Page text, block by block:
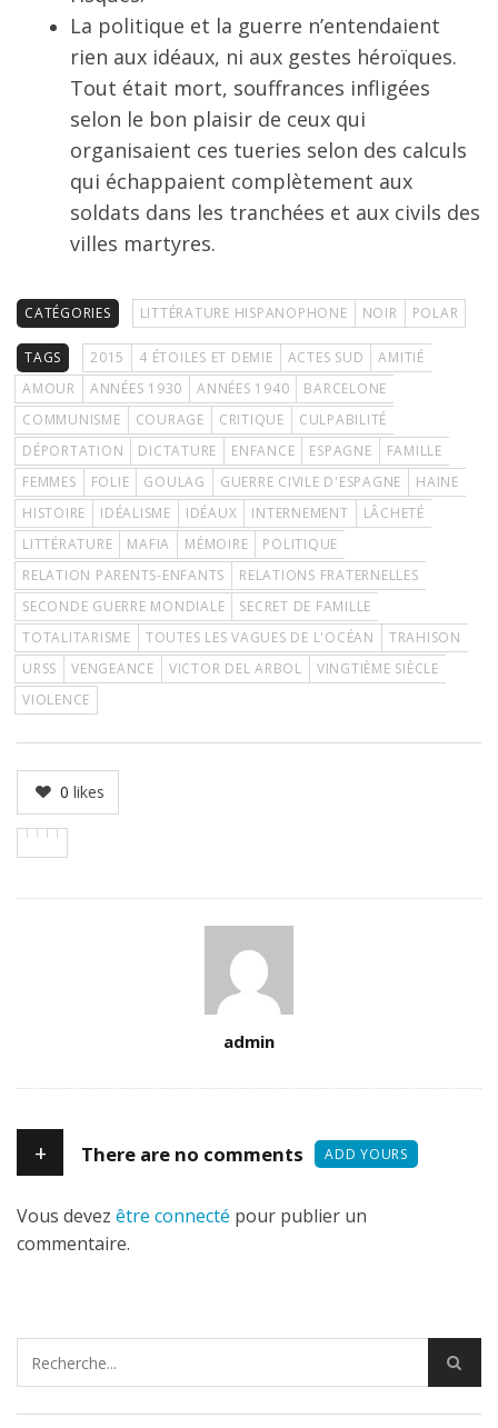
La politique et la guerre n’entendaient
rien aux idéaux, ni aux gestes héroïques.
Tout était mort, souffrances infligées
selon le bon plaisir de ceux qui
organisaient ces tueries selon des calculs
qui échappaient complètement aux
soldats dans les tranchées et aux civils des
villes martyres.
CATÉGORIES LITTÉRATURE HISPANOPHONE NOIR POLAR
TAGS 2015 4 ÉTOILES ET DEMIE ACTES SUD
AMITIÉ
AMOUR
ANNÉES 1930 ANNÉES 1940
BARCELONE
COMMUNISME
COURAGE CRITIQUE
CULPABILITÉ
DÉPORTATION
DICTATURE ENFANCE ESPAGNE
FAMILLE
FEMMES
FOLIE GOULAG GUERRE CIVILE D'ESPAGNE
HAINE
HISTOIRE
IDÉALISME IDÉAUX INTERNEMENT
LÂCHETÉ
LITTÉRATURE
MAFIA MÉMOIRE
POLITIQUE
RELATION PARENTS-ENFANTS
RELATIONS FRATERNELLES
SECONDE GUERRE MONDIALE
SECRET DE FAMILLE
TOTALITARISME
TOUTES LES VAGUES DE L'OCÉAN
TRAHISON
URSS
VENGEANCE VICTOR DEL ARBOL
VINGTIÈME SIÈCLE
VIOLENCE
0 likes
admin
+ There are no comments ADD YOURS
Vous devez être connecté pour publier un
commentaire.